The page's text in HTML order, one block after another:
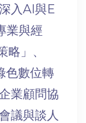
入AI與E
業與經
」、
色數位轉
業顧問協
議與談人